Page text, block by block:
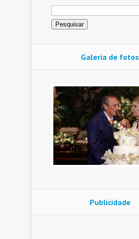
Pesquisar
por:
Galeria de fotos
Publicidade